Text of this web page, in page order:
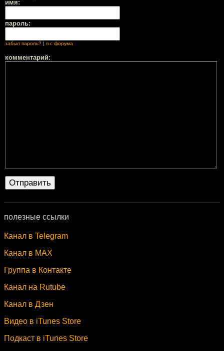
имя:
пароль:
забыл пароль? я с форума
комментарий:
полезные ссылки
Канал в Telegram
Канал в MAX
Группа в Контакте
Канал на Rutube
Канал в Дзен
Видео в iTunes Store
Подкаст в iTunes Store